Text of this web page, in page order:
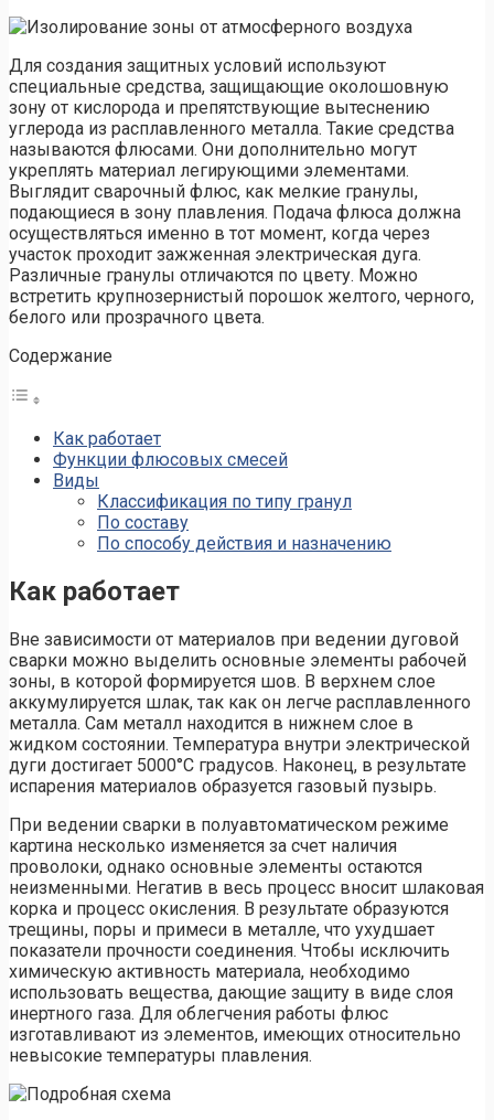
Для создания защитных условий используют
специальные средства, защищающие околошовную
зону от кислорода и препятствующие вытеснению
углерода из расплавленного металла. Такие средства
называются флюсами. Они дополнительно могут
укреплять материал легирующими элементами.
Выглядит сварочный флюс, как мелкие гранулы,
подающиеся в зону плавления. Подача флюса должна
осуществляться именно в тот момент, когда через
участок проходит зажженная электрическая дуга.
Различные гранулы отличаются по цвету. Можно
встретить крупнозернистый порошок желтого, черного,
белого или прозрачного цвета.
Содержание
Как работает
Функции флюсовых смесей
Виды
Классификация по типу гранул
По составу
По способу действия и назначению
Как работает
Вне зависимости от материалов при ведении дуговой
сварки можно выделить основные элементы рабочей
зоны, в которой формируется шов. В верхнем слое
аккумулируется шлак, так как он легче расплавленного
металла. Сам металл находится в нижнем слое в
жидком состоянии. Температура внутри электрической
дуги достигает 5000°C градусов. Наконец, в результате
испарения материалов образуется газовый пузырь.
При ведении сварки в полуавтоматическом режиме
картина несколько изменяется за счет наличия
проволоки, однако основные элементы остаются
неизменными. Негатив в весь процесс вносит шлаковая
корка и процесс окисления. В результате образуются
трещины, поры и примеси в металле, что ухудшает
показатели прочности соединения. Чтобы исключить
химическую активность материала, необходимо
использовать вещества, дающие защиту в виде слоя
инертного газа. Для облегчения работы флюс
изготавливают из элементов, имеющих относительно
невысокие температуры плавления.